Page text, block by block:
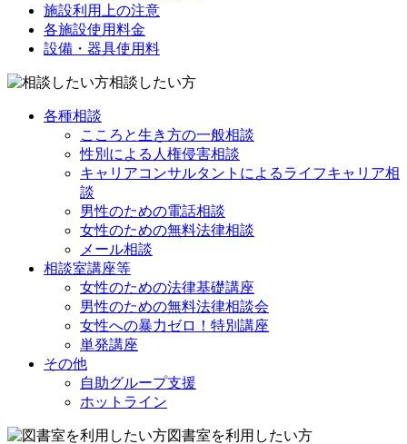
施設利用上の注意
各施設使用料金
設備・器具使用料
相談したい方
各種相談
こころと生き方の一般相談
性別による人権侵害相談
キャリアコンサルタントによるライフキャリア相
談
男性のための電話相談
女性のための無料法律相談
メール相談
相談室講座等
女性のための法律基礎講座
男性のための無料法律相談会
女性への暴力ゼロ！特別講座
単発講座
その他
自助グループ支援
ホットライン
図書室を利用したい方